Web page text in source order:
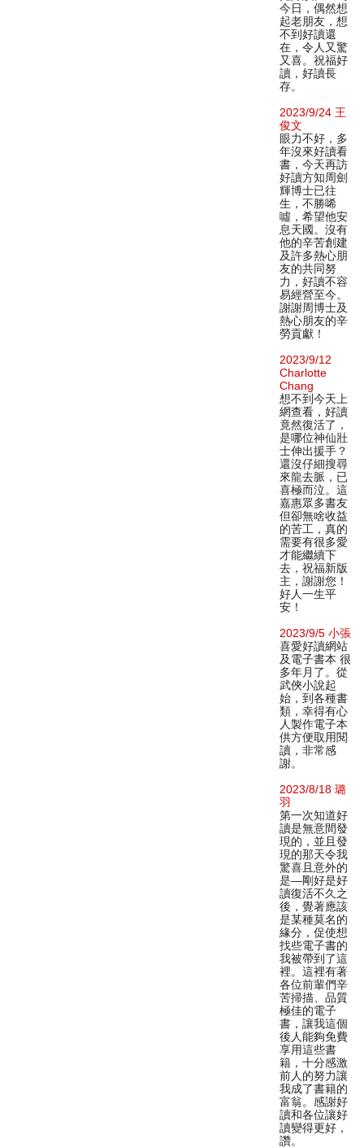
今日，偶然想
起老朋友，想
不到好讀還
在，令人又驚
又喜。祝福好
讀，好讀長
存。
2023/9/24 王
俊文
眼力不好，多
年沒來好讀看
書，今天再訪
好讀方知周劍
輝博士已往
生，不勝唏
噓，希望他安
息天國。沒有
他的辛苦創建
及許多熱心朋
友的共同努
力，好讀不容
易經營至今。
謝謝周博士及
熱心朋友的辛
勞貢獻！
2023/9/12
Charlotte
Chang
想不到今天上
網查看，好讀
竟然復活了，
是哪位神仙壯
士伸出援手？
還沒仔細搜尋
來龍去脈，已
喜極而泣。這
嘉惠眾多書友
但卻無啥收益
的苦工，真的
需要有很多愛
才能繼續下
去，祝福新版
主，謝謝您！
好人一生平
安！
2023/9/5 小張
喜愛好讀網站
及電子書本 很
多年月了。從
武俠小說起
始，到各種書
類，幸得有心
人製作電子本
供方便取用閱
讀，非常感
謝。
2023/8/18 璐
羽
第一次知道好
讀是無意間發
現的，並且發
現的那天令我
驚喜且意外的
是—剛好是好
讀復活不久之
後，覺著應該
是某種莫名的
緣分，促使想
找些電子書的
我被帶到了這
裡。這裡有著
各位前輩們辛
苦掃描、品質
極佳的電子
書，讓我這個
後人能夠免費
享用這些書
籍，十分感激
前人的努力讓
我成了書籍的
富翁。感謝好
讀和各位讓好
讀變得更好，
讚。